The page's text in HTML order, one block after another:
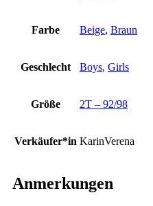
Farbe Beige, Braun
Geschlecht Boys, Girls
Größe 2T – 92/98
Verkäufer*in KarinVerena
Anmerkungen